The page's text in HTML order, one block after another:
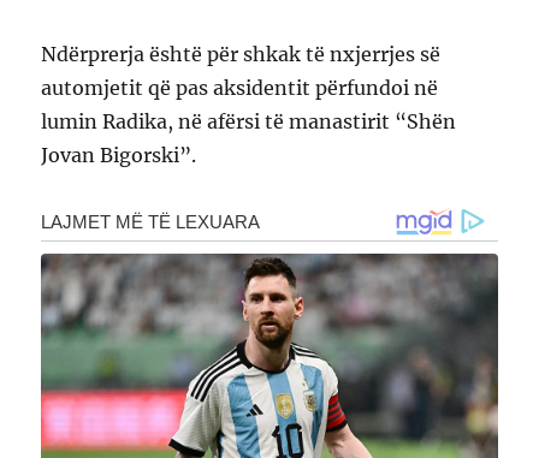
Ndërprerja është për shkak të nxjerrjes së
automjetit që pas aksidentit përfundoi në
lumin Radika, në afërsi të manastirit “Shën
Jovan Bigorski”.